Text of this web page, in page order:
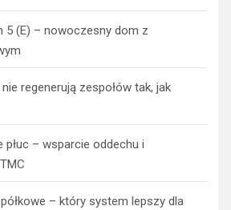
5 (E) – nowoczesny dom z
regenerują zespołów tak, jak
– wsparcie oddechu i
– który system lepszy dla